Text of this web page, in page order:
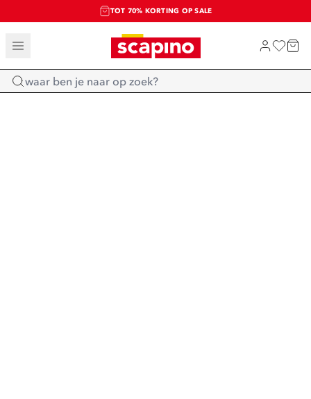
TOT 70% KORTING OP SALE
SALE: LAATSTE KANS!
SHOP NIEUW
Home